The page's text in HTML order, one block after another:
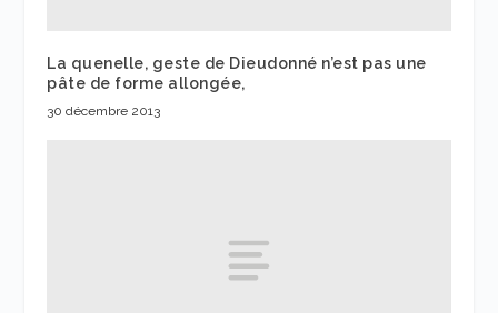
La quenelle, geste de Dieudonné n’est pas une
pâte de forme allongée,
30 décembre 2013